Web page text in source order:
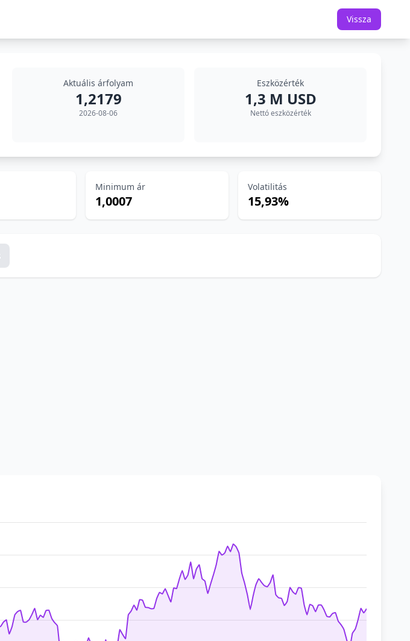
Vissza
Aktuális árfolyam
1,2179
2026-08-06
Eszközérték
1,3 M USD
Nettó eszközérték
Minimum ár
1,0007
Volatilitás
15,93%